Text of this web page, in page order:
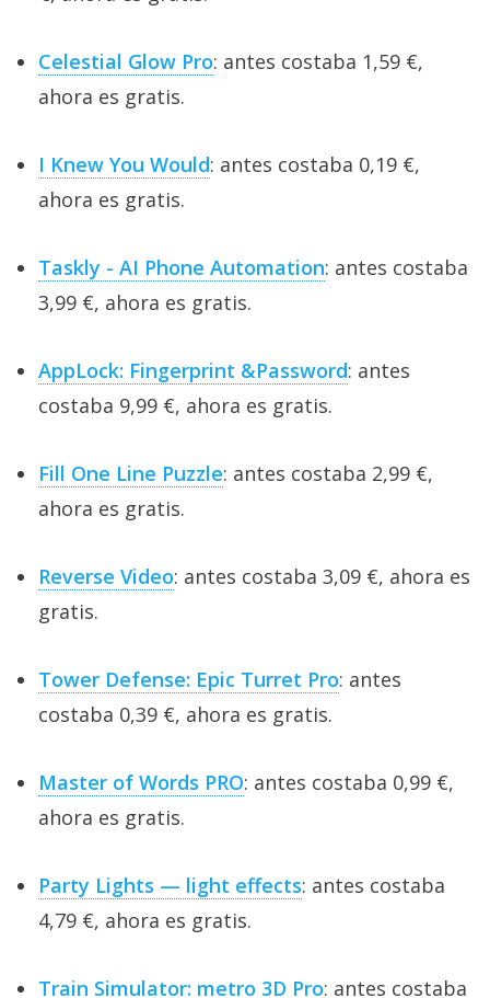
Celestial Glow Pro: antes costaba 1,59 €,
ahora es gratis.
I Knew You Would: antes costaba 0,19 €,
ahora es gratis.
Taskly - AI Phone Automation: antes costaba
3,99 €, ahora es gratis.
AppLock: Fingerprint &Password: antes
costaba 9,99 €, ahora es gratis.
Fill One Line Puzzle: antes costaba 2,99 €,
ahora es gratis.
Reverse Video: antes costaba 3,09 €, ahora es
gratis.
Tower Defense: Epic Turret Pro: antes
costaba 0,39 €, ahora es gratis.
Master of Words PRO: antes costaba 0,99 €,
ahora es gratis.
Party Lights — light effects: antes costaba
4,79 €, ahora es gratis.
Train Simulator: metro 3D Pro: antes costaba